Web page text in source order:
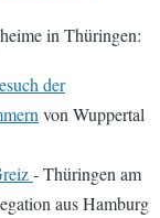
in Thüringen:
der
von Wuppertal
- Thüringen am
aus Hamburg